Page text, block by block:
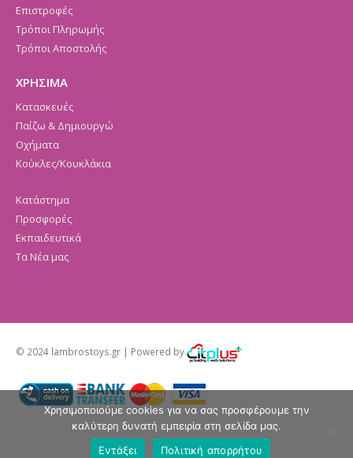
Επιστροφές
Τρόποι Πληρωμής
Τρόποι Αποστολής
ΧΡΗΣΙΜΑ
Κατασκευές
Παίζω & Δημιουργώ
Οχήματα
Κούκλες/Κουκλάκια
Κατάστημα
Προσφορές
Εκπαιδευτικά
Τα Νέα μας
© 2024 lambrostoys.gr | Powered by
Χρησιμοποιούμε cookies για να σας προσφέρουμε την
καλύτερη δυνατή εμπειρία στη σελίδα μας.
Εντάξει
Πολιτική απορρήτου